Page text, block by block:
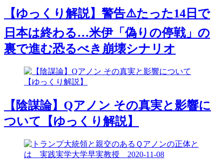
【ゆっくり解説】警告⚠️たった14日で
日本は終わる…米伊「偽りの停戦」の
裏で進む恐るべき崩壊シナリオ
【陰謀論】Qアノン その真実と影響に
ついて【ゆっくり解説】